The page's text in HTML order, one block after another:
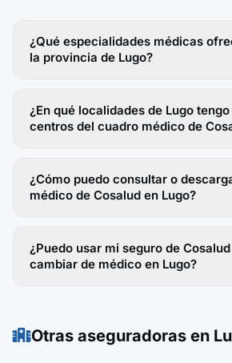
¿Qué especialidades médicas
la provincia de Lugo?
¿En qué localidades de Lugo
centros del cuadro médico de
¿Cómo puedo consultar o
médico de Cosalud en Lugo?
¿Puedo usar mi seguro de
cambiar de médico en Lugo?
Otras aseguradoras en